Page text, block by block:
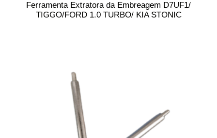
Ferramenta Extratora da Embreagem D7UF1/
TIGGO/FORD 1.0 TURBO/ KIA STONIC